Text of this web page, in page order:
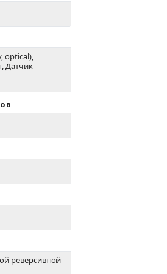
optical),
Датчик
реверсивной